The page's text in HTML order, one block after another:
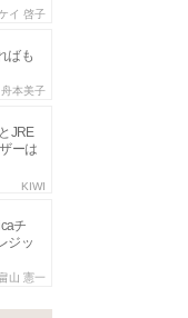
イ 啓子
ばも
舟本美子
JRE
ーは
KIWI
チ
ジッ
畠山 憲一